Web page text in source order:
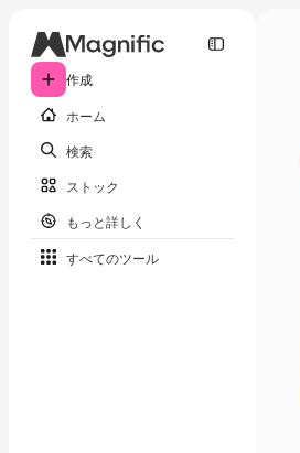
作成
ホーム
検索
ストック
もっと詳しく
すべてのツール